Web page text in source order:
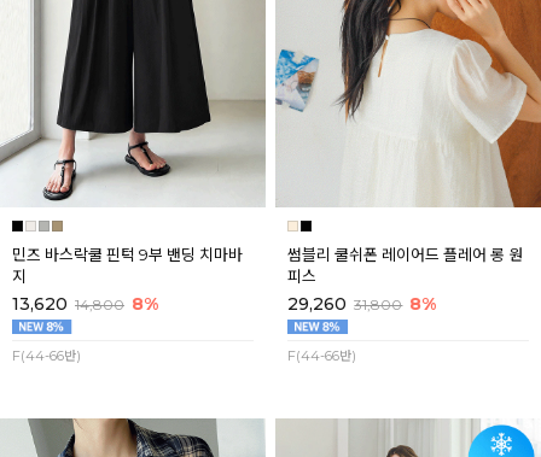
민즈 바스락쿨 핀턱 9부 밴딩 치마바
지
13,620 14,800 8%
F(44-66반)
썸블리 쿨쉬폰 레이어드 플레어 롱 원
피스
29,260 31,800 8%
F(44-66반)